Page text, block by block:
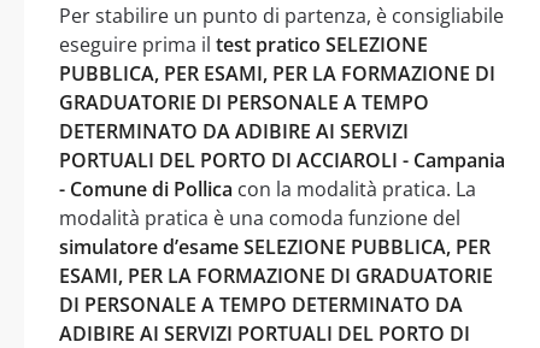
Per stabilire un punto di partenza, è consigliabile
eseguire prima il test pratico SELEZIONE
PUBBLICA, PER ESAMI, PER LA FORMAZIONE DI
GRADUATORIE DI PERSONALE A TEMPO
DETERMINATO DA ADIBIRE AI SERVIZI
PORTUALI DEL PORTO DI ACCIAROLI - Campania
- Comune di Pollica con la modalità pratica. La
modalità pratica è una comoda funzione del
simulatore d’esame SELEZIONE PUBBLICA, PER
ESAMI, PER LA FORMAZIONE DI GRADUATORIE
DI PERSONALE A TEMPO DETERMINATO DA
ADIBIRE AI SERVIZI PORTUALI DEL PORTO DI